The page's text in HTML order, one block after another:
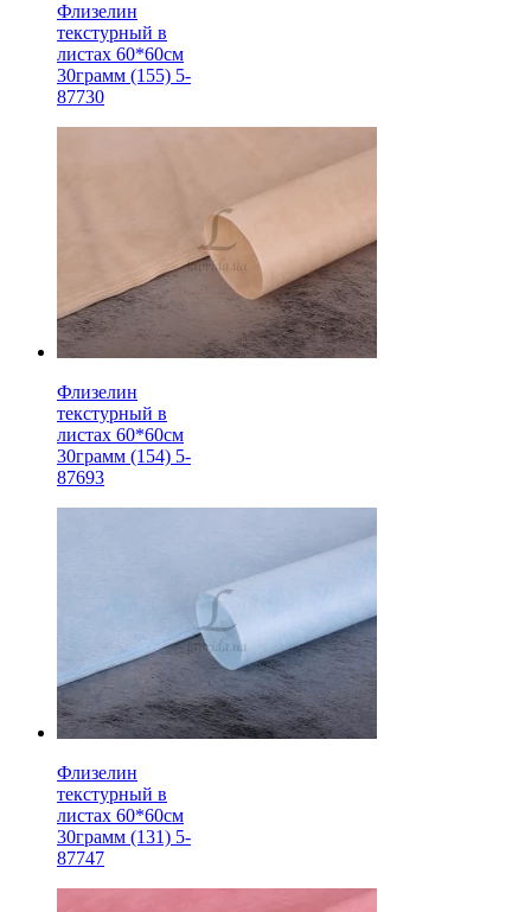
Флизелин
текстурный в
листах 60*60см
30грамм (155) 5-
87730
Флизелин
текстурный в
листах 60*60см
30грамм (154) 5-
87693
Флизелин
текстурный в
листах 60*60см
30грамм (131) 5-
87747